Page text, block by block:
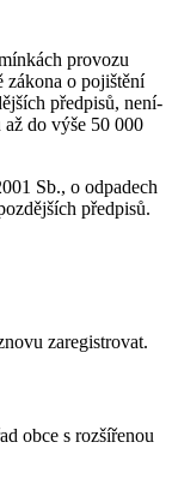
provozu
zákona o pojištění
předpisů, není-
do výše 50 000
Sb., o odpadech
předpisů.
zaregistrovat.
obce s rozšířenou